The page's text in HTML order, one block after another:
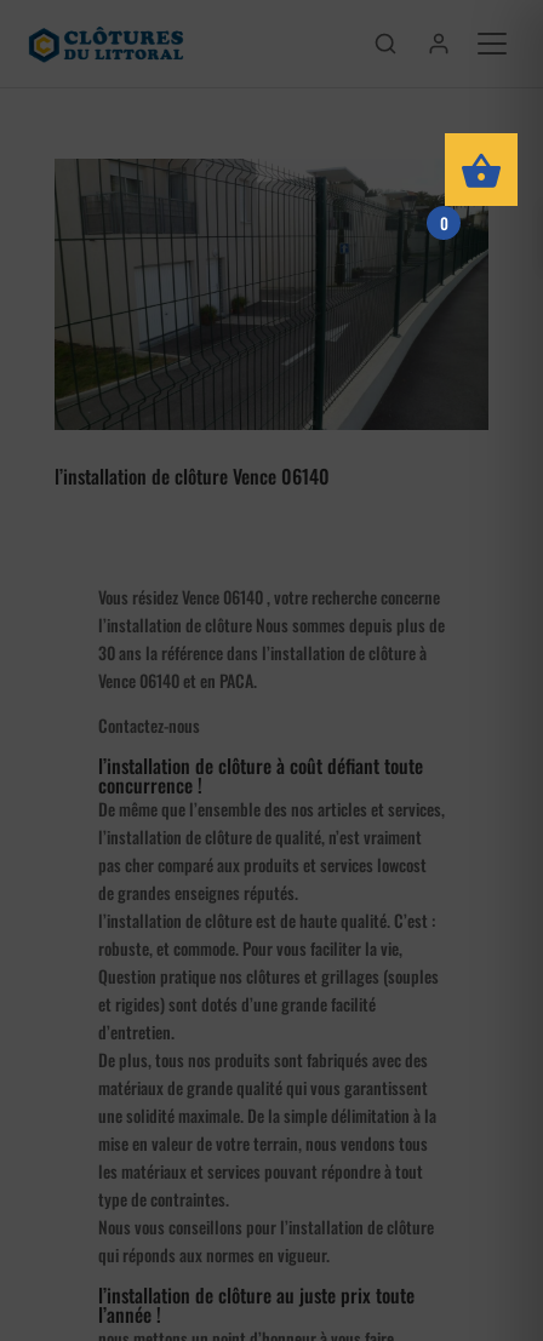
l’installation de clôture Vence 06140
Vous résidez Vence 06140 , votre recherche concerne
l’installation de clôture Nous sommes depuis plus de
30 ans la référence dans l’installation de clôture à
Vence 06140 et en PACA.
Contactez-nous
l’installation de clôture à coût défiant toute
concurrence !
De même que l’ensemble des nos articles et services,
l’installation de clôture de qualité, n’est vraiment
pas cher comparé aux produits et services lowcost
de grandes enseignes réputés.
l’installation de clôture est de haute qualité. C’est :
robuste, et commode. Pour vous faciliter la vie,
Question pratique nos clôtures et grillages (souples
et rigides) sont dotés d’une grande facilité
d’entretien.
De plus, tous nos produits sont fabriqués avec des
matériaux de grande qualité qui vous garantissent
une solidité maximale. De la simple délimitation à la
mise en valeur de votre terrain, nous vendons tous
les matériaux et services pouvant répondre à tout
type de contraintes.
Nous vous conseillons pour l’installation de clôture
qui réponds aux normes en vigueur.
l’installation de clôture au juste prix toute
l’année !
0